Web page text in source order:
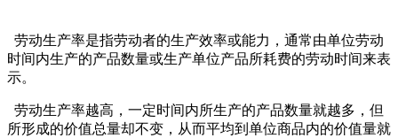
劳动生产率是指劳动者的生产效率或能力，通常由单位劳动
时间内生产的产品数量或生产单位产品所耗费的劳动时间来表
示。
劳动生产率越高，一定时间内所生产的产品数量就越多，但
所形成的价值总量却不变，从而平均到单位商品内的价值量就